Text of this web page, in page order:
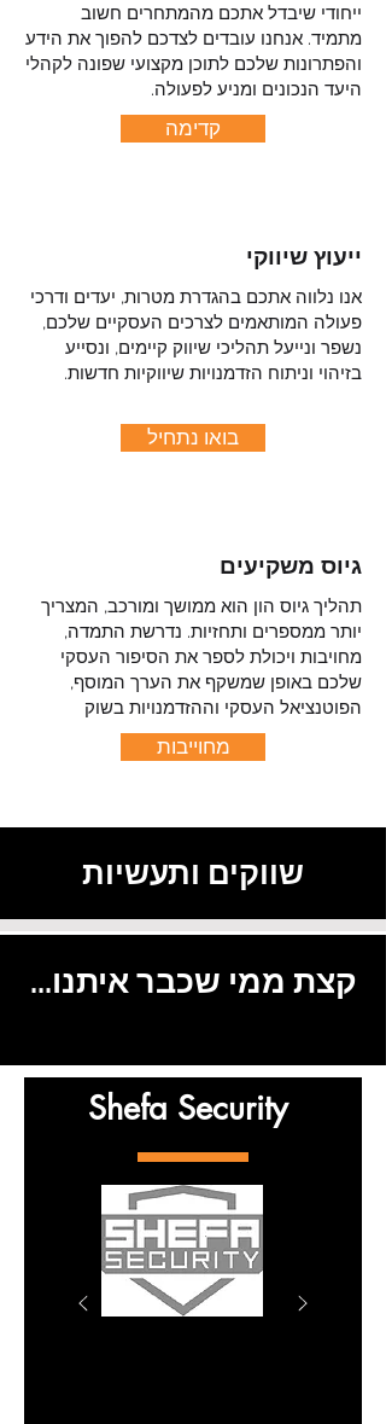
ייחודי שיבדל אתכם מהמתחרים חשוב
מתמיד. אנחנו עובדים לצדכם להפוך את הידע
והפתרונות שלכם לתוכן מקצועי שפונה לקהלי
היעד הנכונים ומניע לפעולה.
קדימה
ייעוץ שיווקי
אנו נלווה אתכם בהגדרת מטרות, יעדים ודרכי
פעולה המותאמים לצרכים העסקיים שלכם,
נשפר ונייעל תהליכי שיווק קיימים, ונסייע
בזיהוי וניתוח הזדמנויות שיווקיות חדשות.
בואו נתחיל
גיוס משקיעים
תהליך גיוס הון הוא ממושך ומורכב, המצריך
יותר ממספרים ותחזיות. נדרשת התמדה,
מחויבות ויכולת לספר את הסיפור העסקי
שלכם באופן שמשקף את הערך המוסף,
הפוטנציאל העסקי וההזדמנויות בשוק
מחוייבות
שווקים ותעשיות
קצת ממי שכבר איתנו...
Shefa Security